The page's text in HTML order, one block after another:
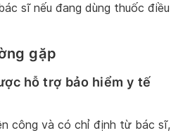
sĩ nếu đang dùng thuốc điều
gặp
hỗ trợ bảo hiểm y tế
công và có chỉ định từ bác sĩ,